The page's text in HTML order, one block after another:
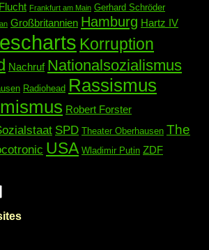
Flucht Frankfurt am Main Gerhard Schröder
Großbritannien Hamburg Hartz IV
Korruption
Nachruf Nationalsozialismus
Radiohead Rassismus
Robert Forster
SPD Theater Oberhausen The
USA Wladimir Putin ZDF